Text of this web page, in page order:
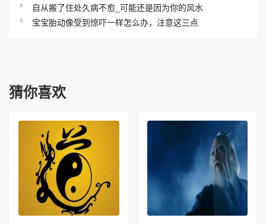
自从搬了住处久病不愈_可能还是因为你的风水
宝宝胎动像受到惊吓一样怎么办，注意这三点
猜你喜欢